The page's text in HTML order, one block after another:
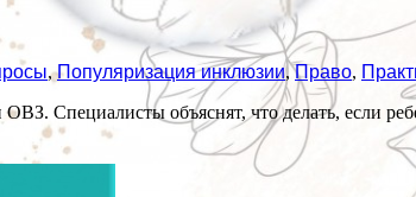
,Популяризация инклюзии,Право,
Специалисты объяснят, что делать, если